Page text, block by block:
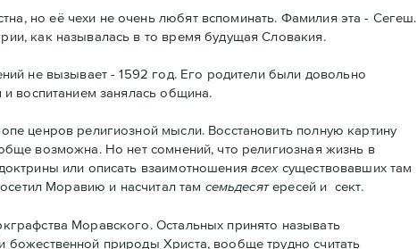
но её чехи не очень любят вспоминать. Фамилия эта - Сегеш.
как называлась в то время будущая Словакия.
не вызывает - 1592 год. Его родители были довольно
воспитанием занялась община.
ценров религиозной мысли. Восстановить полную картину
возможна. Но нет сомнений, что религиозная жизнь в
или описать взаимотношения всех существовавших там
Моравию и насчитал там семьдесятересей и сект.
Моравского. Остальных принято называть
божественной природы Христа, вообще трудно считать